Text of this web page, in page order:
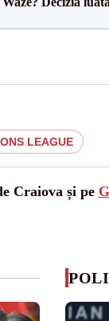
LEAGUE
Craiova și pe